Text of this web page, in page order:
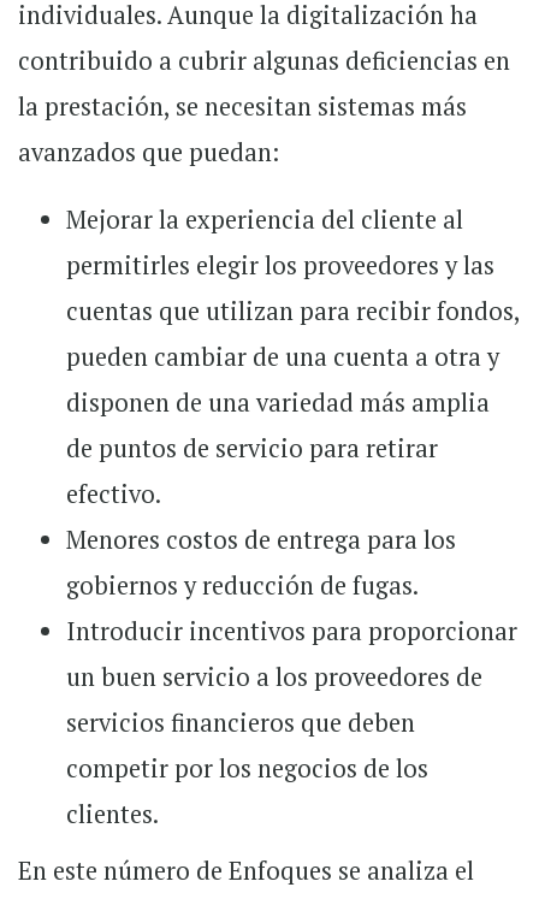
individuales. Aunque la digitalización ha
contribuido a cubrir algunas deficiencias en
la prestación, se necesitan sistemas más
avanzados que puedan:
Mejorar la experiencia del cliente al
permitirles elegir los proveedores y las
cuentas que utilizan para recibir fondos,
pueden cambiar de una cuenta a otra y
disponen de una variedad más amplia
de puntos de servicio para retirar
efectivo.
Menores costos de entrega para los
gobiernos y reducción de fugas.
Introducir incentivos para proporcionar
un buen servicio a los proveedores de
servicios financieros que deben
competir por los negocios de los
clientes.
En este número de Enfoques se analiza el